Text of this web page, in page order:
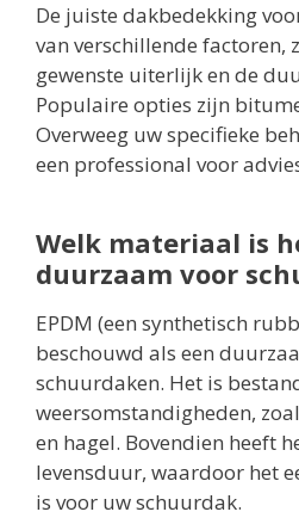
De juiste dakbedekking
van verschillende factoren,
gewenste uiterlijk en de
Populaire opties zijn
Overweeg uw specifieke
een professional voor
Welk materiaal is
duurzaam voor
EPDM (een synthetisch
beschouwd als een
schuurdaken. Het is
weersomstandigheden,
en hagel. Bovendien heeft
levensduur, waardoor het
is voor uw schuurdak.